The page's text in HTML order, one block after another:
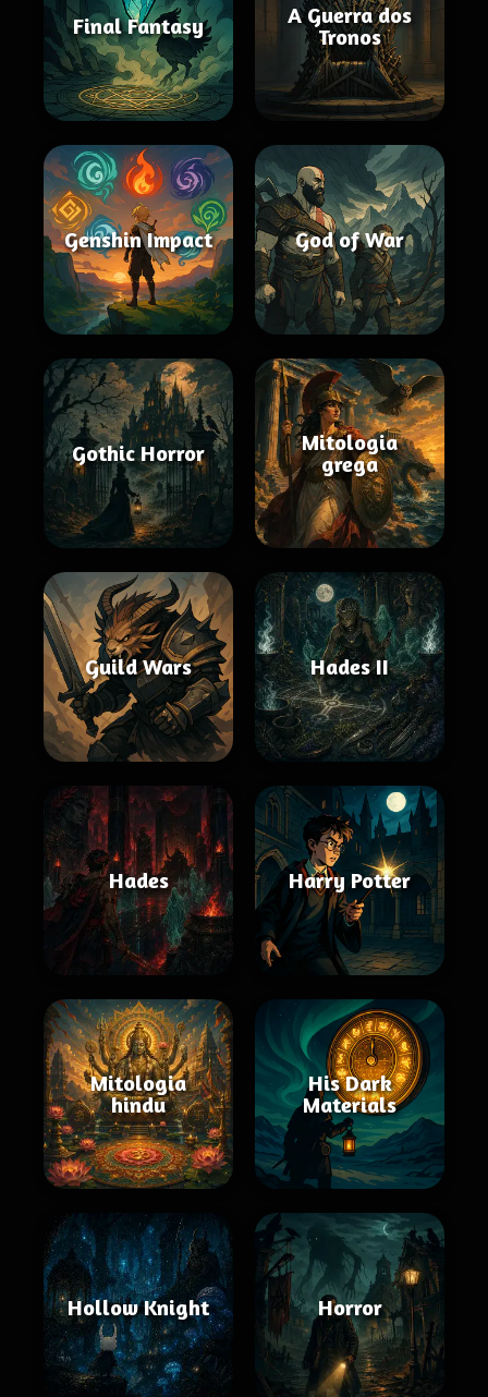
Final Fantasy
A Guerra dos
Tronos
Genshin Impact God of War
Gothic Horror
Mitologia
grega
Guild Wars Hades II
Hades Harry Potter
Mitologia
hindu
His Dark
Materials
Hollow Knight Horror